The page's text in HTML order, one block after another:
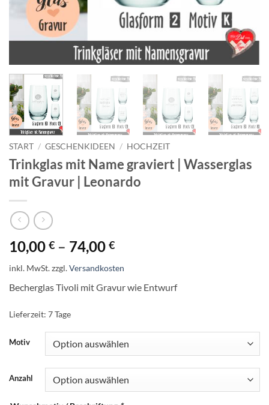
START / GESCHENKIDEEN / HOCHZEIT
Trinkglas mit Name graviert | Wasserglas
mit Gravur | Leonardo
10,00 € – 74,00 €
inkl. MwSt.zzgl.Versandkosten
Becherglas Tivoli mit Gravur wie Entwurf
Lieferzeit: 7 Tage
Motiv
Anzahl